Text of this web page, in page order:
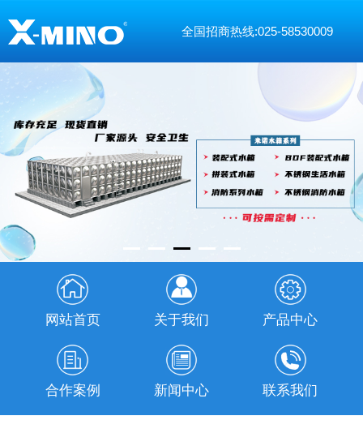
全国招商热线:025-58530009
网站首页 关于我们 产品中心
合作案例 新闻中心 联系我们